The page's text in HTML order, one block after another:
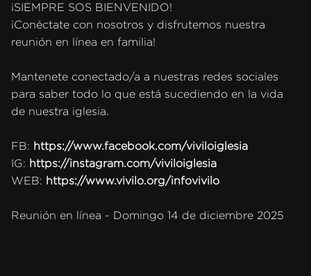
¡SIEMPRE SOS BIENVENIDO!
¡Conéctate con nosotros y disfrutemos nuestra
reunión en línea en familia!
Mantenete conectado/a a nuestras redes sociales
para saber todo lo que está sucediendo en la vida
de nuestra iglesia.
FB: https://www.facebook.com/viviloiglesia
IG: https://instagram.com/viviloiglesia
WEB: https://www.vivilo.org/infovivilo
Reunión en línea - Domingo 14 de diciembre 2025